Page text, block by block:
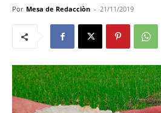
Por Mesa de Redacciòn - 21/11/2019